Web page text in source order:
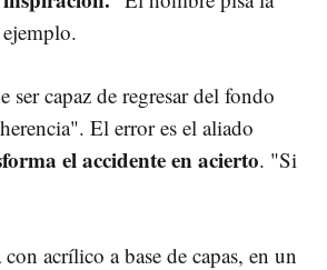
ser capaz de regresar del fondo
El error es el aliado
el accidente en acierto. "Si
acrílico a base de capas, en un